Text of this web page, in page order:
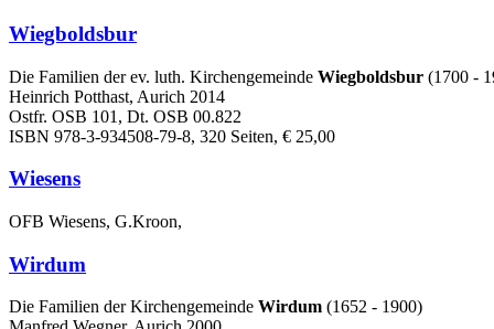
Wiegboldsbur
Die Familien der ev. luth. Kirchengemeinde Wiegboldsbur (1700 -
Heinrich Potthast, Aurich 2014
Ostfr. OSB 101, Dt. OSB 00.822
ISBN 978-3-934508-79-8, 320 Seiten, € 25,00
Wiesens
OFB Wiesens, G.Kroon,
Wirdum
Die Familien der Kirchengemeinde Wirdum (1652 - 1900)